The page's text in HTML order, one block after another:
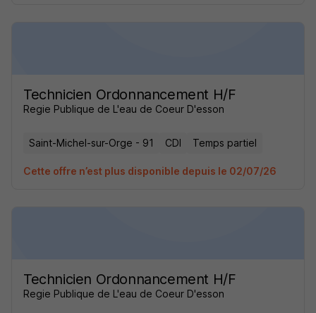
Technicien Ordonnancement H/F
Regie Publique de L'eau de Coeur D'esson
Saint-Michel-sur-Orge - 91 CDI Temps partiel
Cette offre n’est plus disponible depuis le 02/07/26
Technicien Ordonnancement H/F
Regie Publique de L'eau de Coeur D'esson